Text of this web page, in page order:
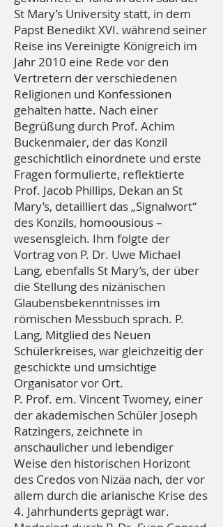
St Mary’s University statt, in dem
Papst Benedikt XVI. während seiner
Reise ins Vereinigte Königreich im
Jahr 2010 eine Rede vor den
Vertretern der verschiedenen
Religionen und Konfessionen
gehalten hatte. Nach einer
Begrüßung durch Prof. Achim
Buckenmaier, der das Konzil
geschichtlich einordnete und erste
Fragen formulierte, reflektierte
Prof. Jacob Phillips, Dekan an St
Mary’s, detailliert das „Signalwort“
des Konzils, homoousious –
wesensgleich. Ihm folgte der
Vortrag von P. Dr. Uwe Michael
Lang, ebenfalls St Mary’s, der über
die Stellung des nizänischen
Glaubensbekenntnisses im
römischen Messbuch sprach. P.
Lang, Mitglied des Neuen
Schülerkreises, war gleichzeitig der
geschickte und umsichtige
Organisator vor Ort.
P. Prof. em. Vincent Twomey, einer
der akademischen Schüler Joseph
Ratzingers, zeichnete in
anschaulicher und lebendiger
Weise den historischen Horizont
des Credos von Nizäa nach, der vor
allem durch die arianische Krise des
4. Jahrhunderts geprägt war.